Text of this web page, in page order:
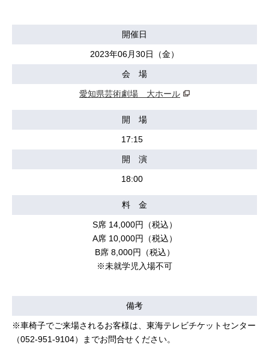
開催日
2023年06月30日（金）
会 場
愛知県芸術劇場 大ホール
開 場
17:15
開 演
18:00
料 金
S席 14,000円（税込）
A席 10,000円（税込）
B席 8,000円（税込）
※未就学児入場不可
備考
※車椅子でご来場されるお客様は、東海テレビチケットセンター
（052-951-9104）までお問合せください。